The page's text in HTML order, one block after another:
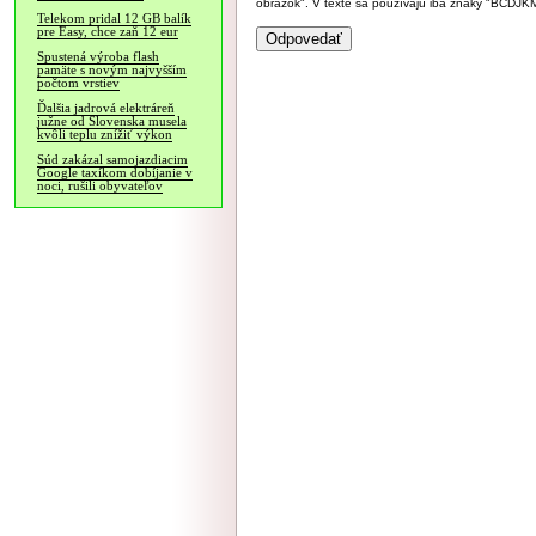
Telekom pridal 12 GB balík
pre Easy, chce zaň 12 eur
Spustená výroba flash
pamäte s novým najvyšším
počtom vrstiev
Ďalšia jadrová elektráreň
južne od Slovenska musela
kvôli teplu znížiť výkon
Súd zakázal samojazdiacim
Google taxíkom dobíjanie v
noci, rušili obyvateľov
obrázok". V texte sa používajú iba znaky